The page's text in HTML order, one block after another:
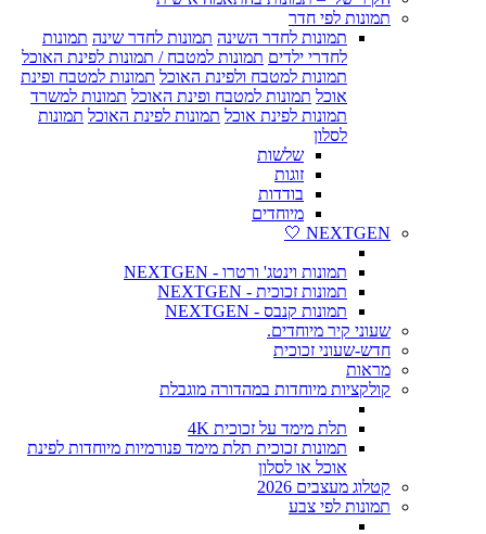
תמונות לפי חדר
תמונות לחדר השינה תמונות לחדר שינה תמונות
לחדרי ילדים תמונות למטבח / תמונות לפינת האוכל
תמונות למטבח ולפינת האוכל תמונות למטבח ופינת
אוכל תמונות למטבח ופינת האוכל תמונות למשרד
תמונות לפינת אוכל תמונות לפינת האוכל תמונות
לסלון
שלשות
זוגות
בודדות
מיוחדים
NEXTGEN 🤍
תמונות וינטג' ורטרו - NEXTGEN
תמונות זכוכית - NEXTGEN
תמונות קנבס - NEXTGEN
שעוני קיר מיוחדים.
חדש-שעוני זכוכית
מראות
קולקציות מיוחדות במהדורה מוגבלת
תלת מימד על זכוכית 4K
תמונות זכוכית תלת מימד פנורמיות מיוחדות לפינת
אוכל או לסלון
קטלוג מעצבים 2026
תמונות לפי צבע